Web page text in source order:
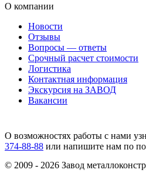
О компании
Новости
Отзывы
Вопросы — ответы
Срочный расчет стоимости
Логистика
Контактная информация
Экскурсия на ЗАВОД
Вакансии
О возможностях работы с нами
374-88-88 или напишите нам по
© 2009 - 2026 Завод